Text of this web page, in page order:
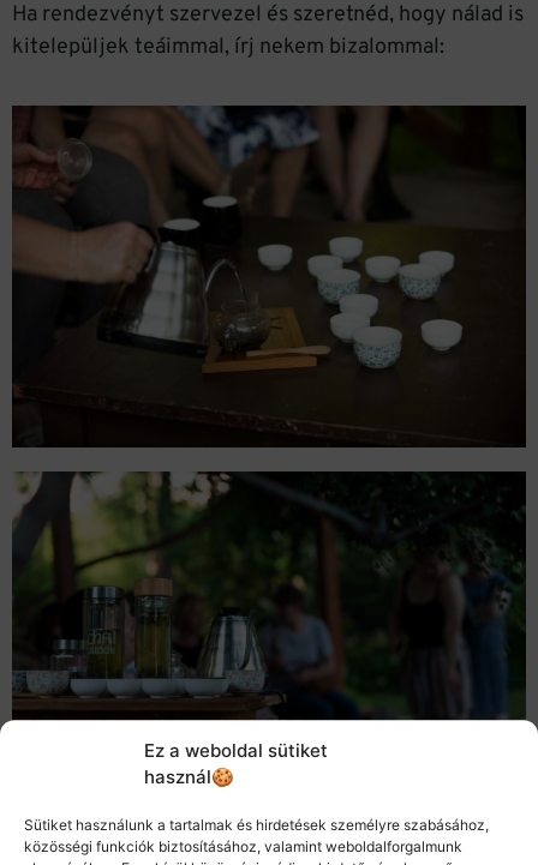
Ez a weboldal sütiket
használ🍪
Sütiket használunk a tartalmak és hirdetések személyre szabásához,
közösségi funkciók biztosításához, valamint weboldalforgalmunk
Ha rendezvényt szervezel és szeretnéd, hogy nálad is
kitelepüljek teáimmal, írj nekem bizalommal: